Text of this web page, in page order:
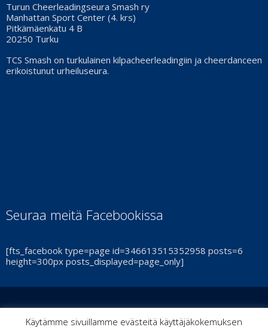
Turun Cheerleadingseura Smash ry
Manhattan Sport Center (4. krs)
Pitkämäenkatu 4 B
20250 Turku
TCS Smash on turkulainen kilpacheerleadingiin ja cheerdanceen
erikoistunut urheiluseura.
Seuraa meitä Facebookissa
[fts_facebook type=page id=346613515352958 posts=6
height=300px posts_displayed=page_only]
© Turun Cheerleadingseura Smash Ry 2021 | ByItPoint
Käytämme sivuillamme evästeitä käyttäjäkokemuksen